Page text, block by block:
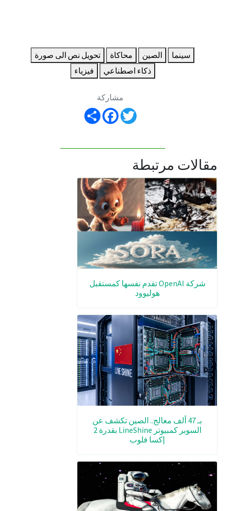
سينما الصين محاكاة
تحويل نص الى صورة
ذكاء اصطناعي
فيزياء
مشاركة
Share
FacebookTwitter
مقالات مرتبطة
شركة OpenAI تقدم نفسها كمستقبل
هوليوود
بـ 47 ألف معالج.. الصين تكشف عن
السوبر كمبيوتر LineShine بقدرة 2
إكسا فلوب